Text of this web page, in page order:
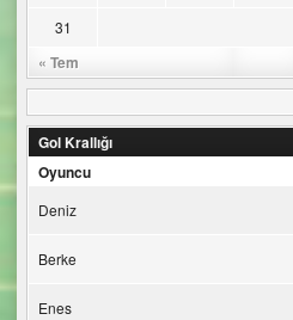
« Tem
31
Gol Krallığı
Oyuncu
Deniz
Berke
Enes